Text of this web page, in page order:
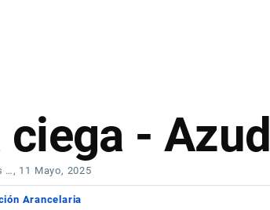
- Azud
…, 11 Mayo, 2025
Arancelaria